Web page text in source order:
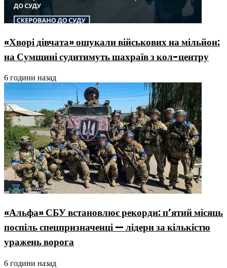
«Хворі дівчата» ошукали військових на мільйон:
на Сумщині судитимуть шахраїв з кол-центру
6 години назад
«Альфа» СБУ встановлює рекорди: п’ятий місяць
поспіль спецпризначенці — лідери за кількістю
уражень ворога
6 години назад